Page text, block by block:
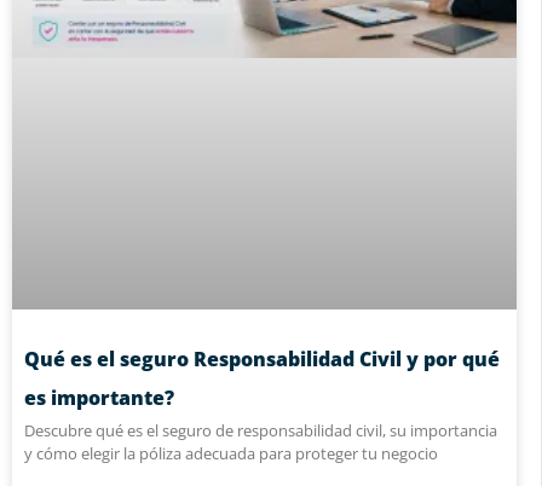
Qué es el seguro Responsabilidad Civil y por qué
es importante?
Descubre qué es el seguro de responsabilidad civil, su importancia
y cómo elegir la póliza adecuada para proteger tu negocio